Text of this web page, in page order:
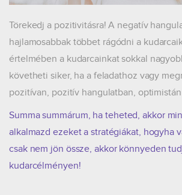
Törekedj a pozitivitásra! A negatív
hajlamosabbak többet rágódni a
értelmében a kudarcainkat sokkal
követheti siker, ha a feladathoz vagy
pozitívan, pozitív hangulatban,
Summa summárum, ha teheted, akkor
alkalmazd ezeket a stratégiákat, hogyha
csak nem jön össze, akkor könnyeden
kudarcélményen!